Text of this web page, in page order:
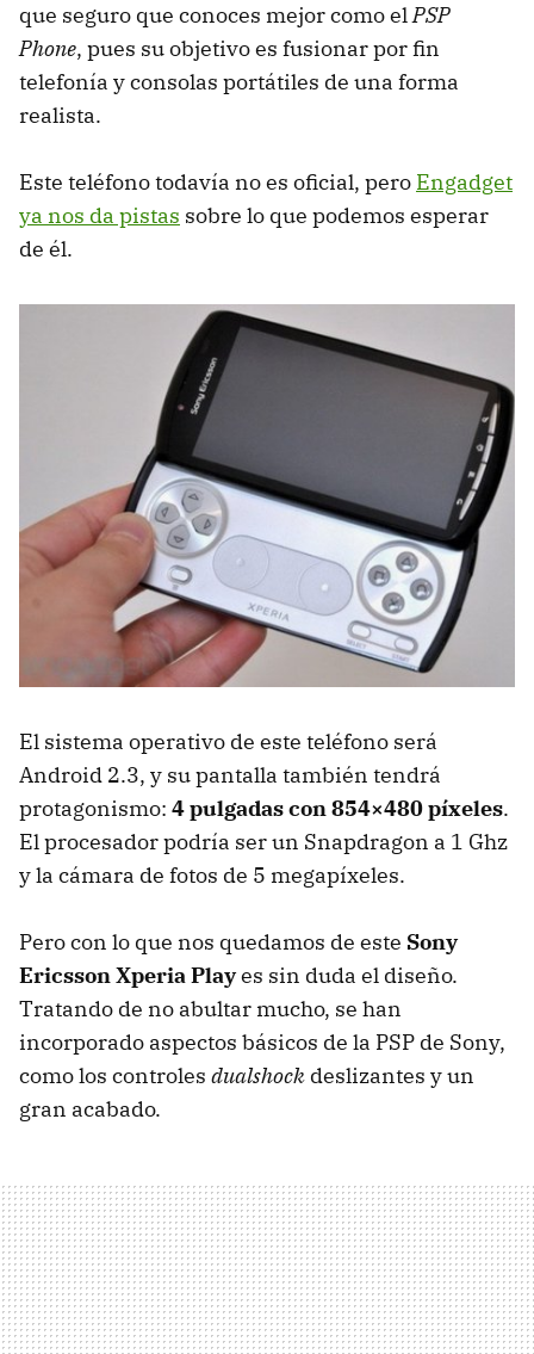
que seguro que conoces mejor como elPSP
Phone, pues su objetivo es fusionar por fin
telefonía y consolas portátiles de una forma
realista.
Este teléfono todavía no es oficial, pero Engadget
ya nos da pistas sobre lo que podemos esperar
de él.
El sistema operativo de este teléfono será
Android 2.3, y su pantalla también tendrá
protagonismo: 4 pulgadas con 854×480 píxeles.
El procesador podría ser un Snapdragon a 1 Ghz
y la cámara de fotos de 5 megapíxeles.
Pero con lo que nos quedamos de este Sony
Ericsson Xperia Playes sin duda el diseño.
Tratando de no abultar mucho, se han
incorporado aspectos básicos de la PSP de Sony,
como los controles dualshock deslizantes y un
gran acabado.